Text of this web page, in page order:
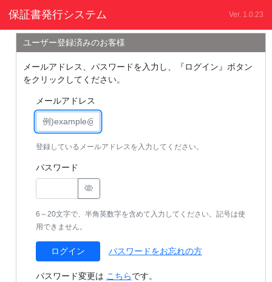
保証書発行システム Ver. 1.0.23
ユーザー登録済みのお客様
メールアドレス、パスワードを入力し、『ログイン』ボタン
をクリックしてください。
メールアドレス
登録しているメールアドレスを入力してください。
パスワード
6～20文字で、半角英数字を含めて入力してください。記号は使
用できません。
ログイン パスワードをお忘れの方
パスワード変更は こちらです。